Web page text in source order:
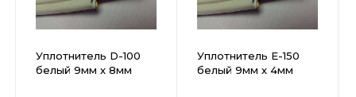
Уплотнитель D-100
белый 9мм х 8мм
Уплотнитель Е-150
белый 9мм х 4мм